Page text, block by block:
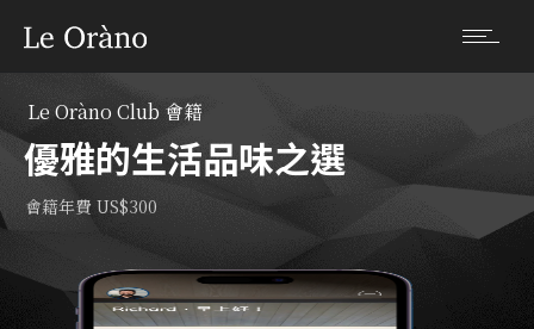
優雅的生活品味之選
Le Oràno Club 會籍
會籍年費 US$300